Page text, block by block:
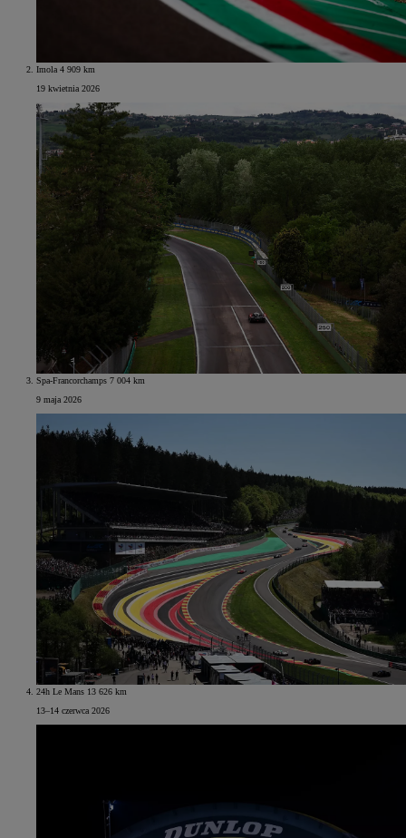
Imola 4 909 km
19 kwietnia 2026
Spa-Francorchamps 7 004 km
9 maja 2026
24h Le Mans 13 626 km
13–14 czerwca 2026